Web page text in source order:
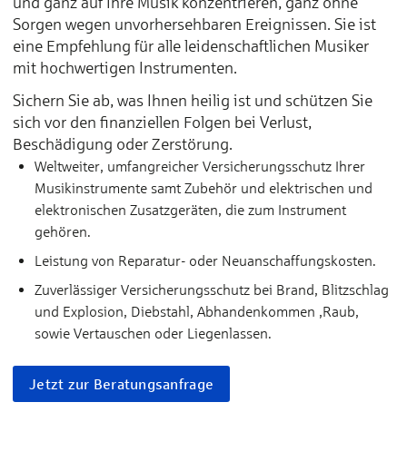
Sorgen wegen unvorhersehbaren Ereignissen. Sie ist
eine Empfehlung für alle leidenschaftlichen Musiker
mit hochwertigen Instrumenten.
Sichern Sie ab, was Ihnen heilig ist und schützen Sie
sich vor den finanziellen Folgen bei Verlust,
Beschädigung oder Zerstörung.
Weltweiter, umfangreicher Versicherungsschutz Ihrer
Musikinstrumente samt Zubehör und elektrischen und
elektronischen Zusatzgeräten, die zum Instrument
gehören.
Leistung von Reparatur- oder Neuanschaffungskosten.
Zuverlässiger Versicherungsschutz bei Brand, Blitzschlag
und Explosion, Diebstahl, Abhandenkommen ,Raub,
sowie Vertauschen oder Liegenlassen.
Jetzt zur Beratungsanfrage